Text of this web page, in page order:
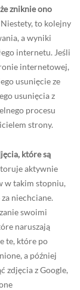
zniknie ono
Niestety, to kolejny
a wyniki
internetu. Jeśli
internetowej,
usunięcie ze
usunięcia z
procesu
strony.
które są
aktywnie
w takim stopniu,
niechciane.
swoimi
naruszają
te, które po
a później
zdjęcia z Google,